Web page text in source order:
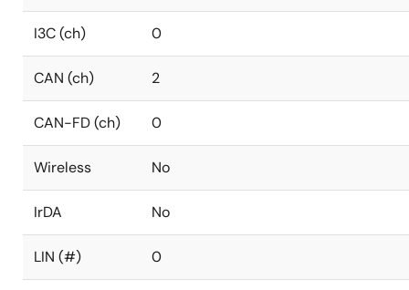
I3C (ch) 0
CAN (ch) 2
CAN-FD (ch) 0
Wireless No
IrDA No
LIN (#) 0